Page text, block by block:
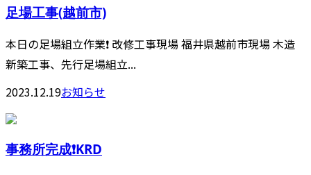
足場工事(越前市)
本日の足場組立作業❗️ 改修工事現場 福井県越前市現場 木造
新築工事、先行足場組立...
2023.12.19お知らせ
事務所完成❗️KRD